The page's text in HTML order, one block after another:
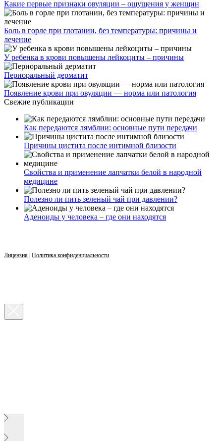
Какие первые признаки овуляции – ощущения у женщин
Боль в горле при глотании, без температуры: причины и
лечение
У ребенка в крови повышены лейкоциты – причины
Периоральный дерматит
Появление крови при овуляции — норма или патология
Свежие публикации
Как передаются лямблии: основные пути передачи
Причины цистита после интимной близости
Свойства и применение лапчатки белой в народной
медицине
Полезно ли пить зеленый чай при давлении?
Аденоиды у человека – где они находятся
Лицензия Политика конфиденциальности